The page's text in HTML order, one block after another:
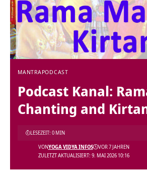
MANTRAPODCAST
Podcast Kanal:
Chanting and
ZULETZT AKTUALISIERT: 9. MAI 2026 10:16
VONYOGA VIDYA INFOS VOR 7 JAHREN
LESEZEIT: 0 MIN